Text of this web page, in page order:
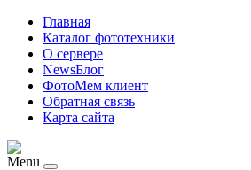
Главная
Каталог фототехники
О сервере
NewsБлог
ФотоМем клиент
Обратная связь
Карта сайта
Menu